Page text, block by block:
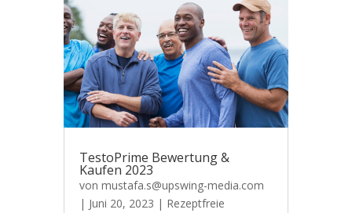
TestoPrime Bewertung &
Kaufen 2023
von mustafa.s@upswing-media.com
| Juni 20, 2023 | Rezeptfreie